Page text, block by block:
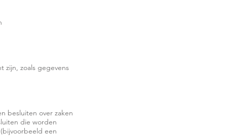
zijn, zoals gegevens
besluiten over zaken
die worden
een